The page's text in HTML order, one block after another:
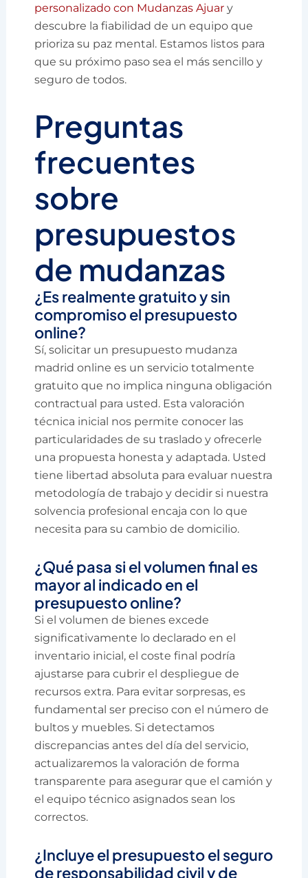
personalizado con Mudanzas Ajuar y
descubre la fiabilidad de un equipo que
prioriza su paz mental. Estamos listos para
que su próximo paso sea el más sencillo y
seguro de todos.
Preguntas
frecuentes
sobre
presupuestos
de mudanzas
¿Es realmente gratuito y sin
compromiso el presupuesto
online?
Sí, solicitar un presupuesto mudanza
madrid online es un servicio totalmente
gratuito que no implica ninguna obligación
contractual para usted. Esta valoración
técnica inicial nos permite conocer las
particularidades de su traslado y ofrecerle
una propuesta honesta y adaptada. Usted
tiene libertad absoluta para evaluar nuestra
metodología de trabajo y decidir si nuestra
solvencia profesional encaja con lo que
necesita para su cambio de domicilio.
¿Qué pasa si el volumen final es
mayor al indicado en el
presupuesto online?
Si el volumen de bienes excede
significativamente lo declarado en el
inventario inicial, el coste final podría
ajustarse para cubrir el despliegue de
recursos extra. Para evitar sorpresas, es
fundamental ser preciso con el número de
bultos y muebles. Si detectamos
discrepancias antes del día del servicio,
actualizaremos la valoración de forma
transparente para asegurar que el camión y
el equipo técnico asignados sean los
correctos.
¿Incluye el presupuesto el seguro
de responsabilidad civil y de